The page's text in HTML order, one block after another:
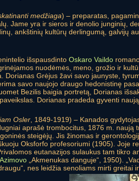
medžiaga) – preparatas,
Jame yra ir sieros ir denolio junginių,
ankštinių kultūrų derlingumą, galvijų
išspausdinto Oskaro Vaildo
nuodėmės, meno, grožio ir
Dorianas Grėjus žavi savo jaunyste,
savo naujojo draugo hedonistinę
Bezilis baigia portretą, Dorianas
Dorianas pradeda gyventi
Osler , 1849-1919) – Kanados
aprašė trombocitus, 1876 m. naują
steigėjų. Jis žinomas ir
Oksforfo profesoriumi (1905). Joje
eutanazijos sulaukus tam tikro
„Akmenukas danguje“, 1950).
nes leidžia senoliams mirti greitai